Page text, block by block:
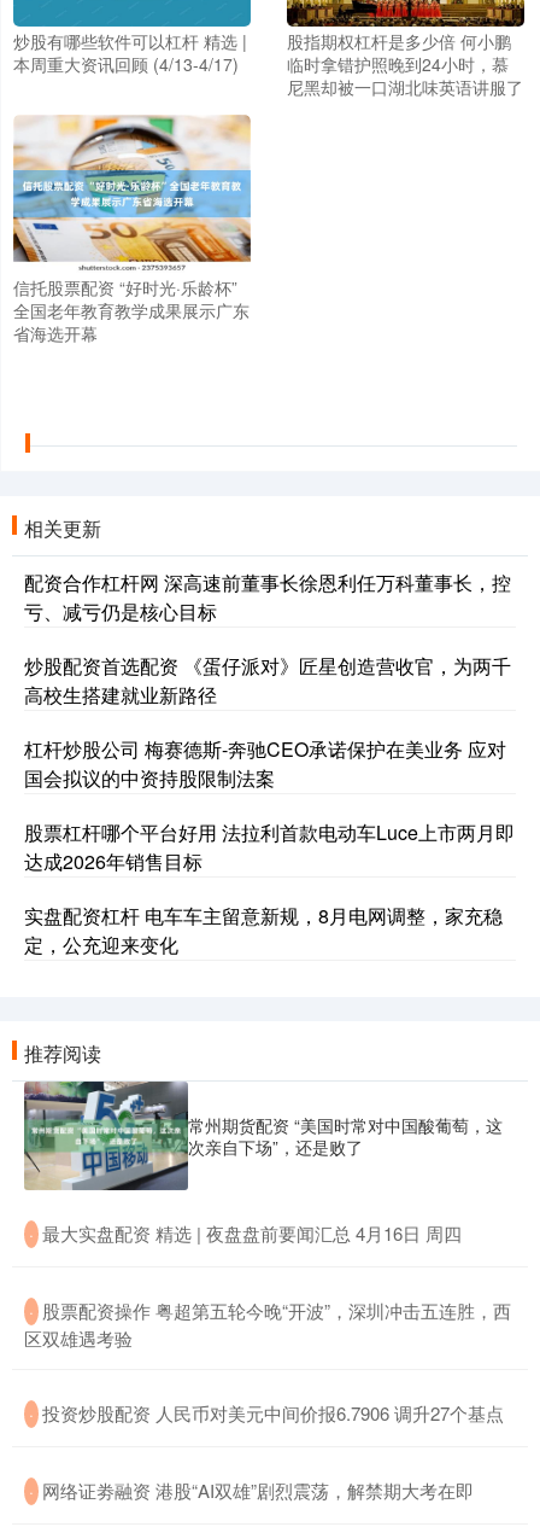
炒股有哪些软件可以杠杆 精选 |
本周重大资讯回顾 (4/13-4/17)
股指期权杠杆是多少倍 何小鹏
临时拿错护照晚到24小时，慕
尼黑却被一口湖北味英语讲服了
信托股票配资 “好时光·乐龄杯”
全国老年教育教学成果展示广东
省海选开幕
相关更新
配资合作杠杆网 深高速前董事长徐恩利任万科董事长，控
亏、减亏仍是核心目标
炒股配资首选配资 《蛋仔派对》匠星创造营收官，为两千
高校生搭建就业新路径
杠杆炒股公司 梅赛德斯-奔驰CEO承诺保护在美业务 应对
国会拟议的中资持股限制法案
股票杠杆哪个平台好用 法拉利首款电动车Luce上市两月即
达成2026年销售目标
实盘配资杠杆 电车车主留意新规，8月电网调整，家充稳
定，公充迎来变化
推荐阅读
常州期货配资 “美国时常对中国酸葡萄，这
次亲自下场”，还是败了
· ​最大实盘配资 精选 | 夜盘盘前要闻汇总 4月16日 周四
· ​股票配资操作 粤超第五轮今晚“开波”，深圳冲击五连胜，西
区双雄遇考验
· ​投资炒股配资 人民币对美元中间价报6.7906 调升27个基点
· ​网络证劵融资 港股“AI双雄”剧烈震荡，解禁期大考在即